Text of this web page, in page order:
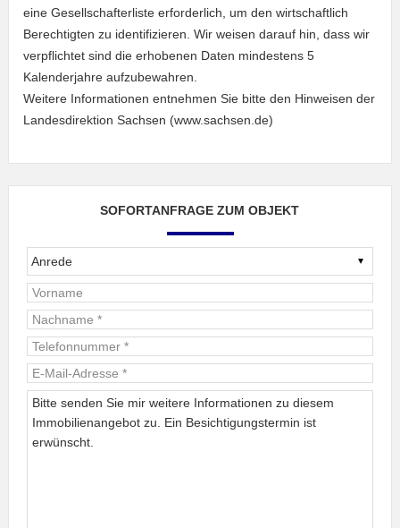
eine Gesellschafterliste erforderlich, um den wirtschaftlich
Berechtigten zu identifizieren. Wir weisen darauf hin, dass wir
verpflichtet sind die erhobenen Daten mindestens 5
Kalenderjahre aufzubewahren.
Weitere Informationen entnehmen Sie bitte den Hinweisen der
Landesdirektion Sachsen (www.sachsen.de)
SOFORTANFRAGE ZUM OBJEKT